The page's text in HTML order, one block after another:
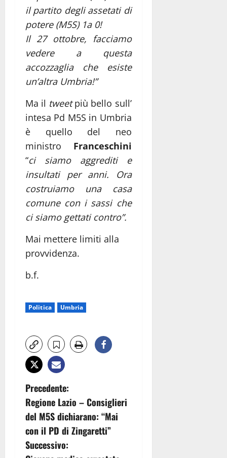
il partito degli assetati di
potere (M5S) 1a 0!
Il 27 ottobre, facciamo
vedere a questa
accozzaglia che esiste
un’altra Umbria!”
Ma il tweetpiù bello sull’
intesa Pd M5S in Umbria
è quello del neo
ministro Franceschini
“ci siamo aggrediti e
insultati per anni. Ora
costruiamo una casa
comune con i sassi che
ci siamo gettati contro”.
Mai mettere limiti alla
provvidenza.
b.f.
Politica Umbria
N
a
v
Precedente:
Regione Lazio – Consiglieri
del M5S dichiarano: “Mai
con il PD di Zingaretti”
Successivo: